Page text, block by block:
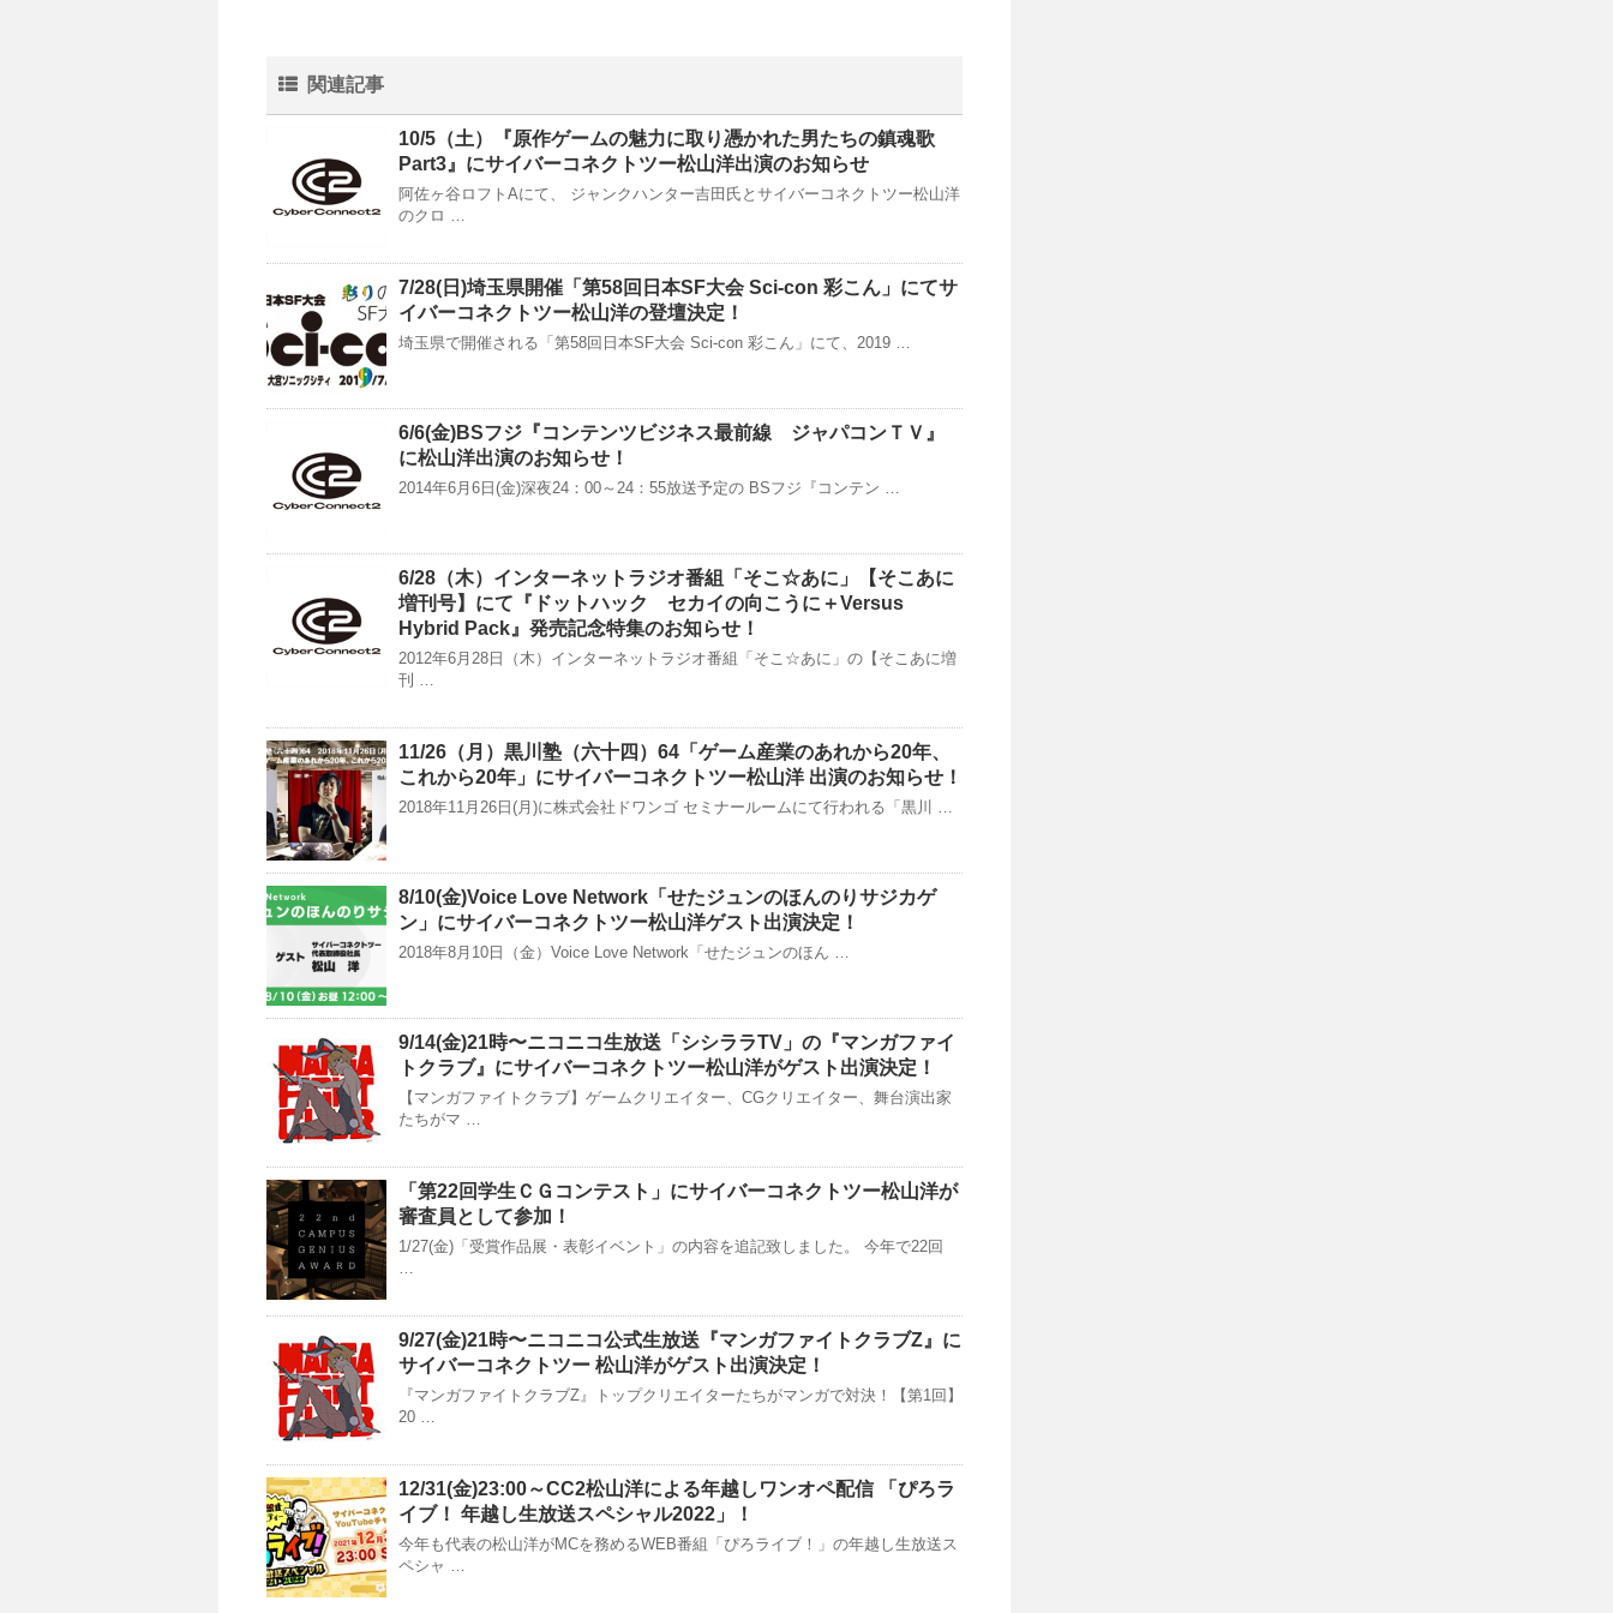
関連記事
10/5（土）『原作ゲームの魅力に取り憑かれた男たちの鎮魂歌
Part3』にサイバーコネクトツー松山洋出演のお知らせ
阿佐ヶ谷ロフトAにて、 ジャンクハンター吉田氏とサイバーコネクトツー松山洋
のクロ …
7/28(日)埼玉県開催「第58回日本SF大会 Sci-con 彩こん」にてサ
イバーコネクトツー松山洋の登壇決定！
埼玉県で開催される「第58回日本SF大会 Sci-con 彩こん」にて、2019 …
6/6(金)BSフジ『コンテンツビジネス最前線 ジャパコンＴＶ』
に松山洋出演のお知らせ！
2014年6月6日(金)深夜24：00～24：55放送予定の BSフジ『コンテン …
6/28（木）インターネットラジオ番組「そこ☆あに」【そこあに
増刊号】にて『ドットハック セカイの向こうに＋Versus
Hybrid Pack』発売記念特集のお知らせ！
2012年6月28日（木）インターネットラジオ番組「そこ☆あに」の【そこあに増
刊 …
11/26（月）黒川塾（六十四）64「ゲーム産業のあれから20年、
これから20年」にサイバーコネクトツー松山洋 出演のお知らせ！
2018年11月26日(月)に株式会社ドワンゴ セミナールームにて行われる「黒川 …
8/10(金)Voice Love Network「せたジュンのほんのりサジカゲ
ン」にサイバーコネクトツー松山洋ゲスト出演決定！
2018年8月10日（金）Voice Love Network「せたジュンのほん …
9/14(金)21時〜ニコニコ生放送「シシララTV」の『マンガファイ
トクラブ』にサイバーコネクトツー松山洋がゲスト出演決定！
【マンガファイトクラブ】ゲームクリエイター、CGクリエイター、舞台演出家
たちがマ …
「第22回学生ＣＧコンテスト」にサイバーコネクトツー松山洋が
審査員として参加！
1/27(金)「受賞作品展・表彰イベント」の内容を追記致しました。 今年で22回
…
9/27(金)21時〜ニコニコ公式生放送『マンガファイトクラブZ』に
サイバーコネクトツー 松山洋がゲスト出演決定！
『マンガファイトクラブZ』トップクリエイターたちがマンガで対決！【第1回】
20 …
12/31(金)23:00～CC2松山洋による年越しワンオペ配信 「ぴろラ
イブ！ 年越し生放送スペシャル2022」！
今年も代表の松山洋がMCを務めるWEB番組「ぴろライブ！」の年越し生放送ス
ペシャ …